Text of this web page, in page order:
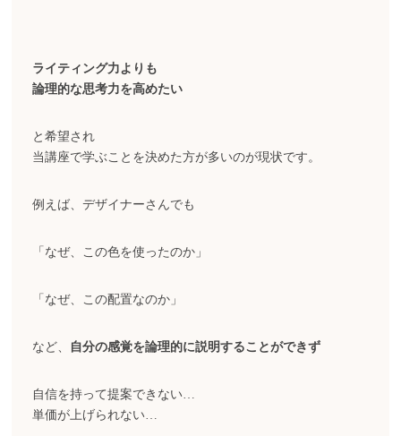
ライティング力よりも
論理的な思考力を高めたい
と希望され
当講座で学ぶことを決めた方が多いのが現状です。
例えば、デザイナーさんでも
「なぜ、この色を使ったのか」
「なぜ、この配置なのか」
など、 自分の感覚を論理的に説明することができず
自信を持って提案できない…
単価が上げられない…